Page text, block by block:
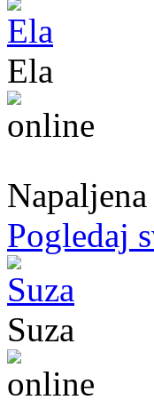
Ela
Pogledaj
Suza